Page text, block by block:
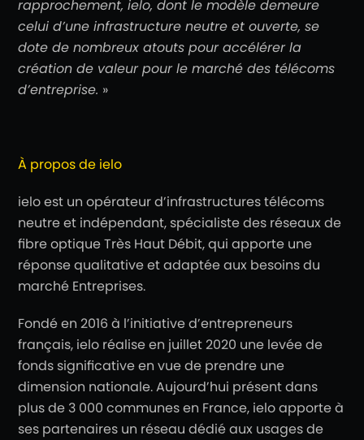
rapprochement, ielo, dont le modèle demeure
celui d’une infrastructure neutre et ouverte, se
dote de nombreux atouts pour accélérerla
création de valeur pour le marché des télécoms
d’entreprise. »
À propos de ielo
ielo est un opérateur d’infrastructures télécoms
neutre et indépendant, spécialiste des réseaux de
fibre optique Très Haut Débit, qui apporte une
réponse qualitative et adaptée aux besoins du
marché Entreprises.
Fondé en 2016 à l’initiative d’entrepreneurs
français, ielo réalise en juillet 2020 une levée de
fonds significative en vue de prendre une
dimension nationale. Aujourd’hui présent dans
plus de 3 000 communes en France, ielo apporte à
ses partenaires un réseau dédié aux usages de